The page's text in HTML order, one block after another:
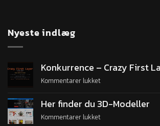
Nyeste indlæg
Konkurrence – Crazy First
Kommentarer lukket
Her finder du 3D-Modeller
Kommentarer lukket